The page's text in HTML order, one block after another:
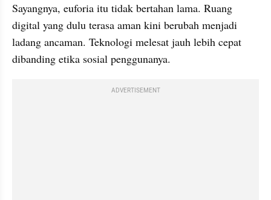
Sayangnya, euforia itu tidak bertahan lama. Ruang
digital yang dulu terasa aman kini berubah menjadi
ladang ancaman. Teknologi melesat jauh lebih cepat
dibanding etika sosial penggunanya.
ADVERTISEMENT